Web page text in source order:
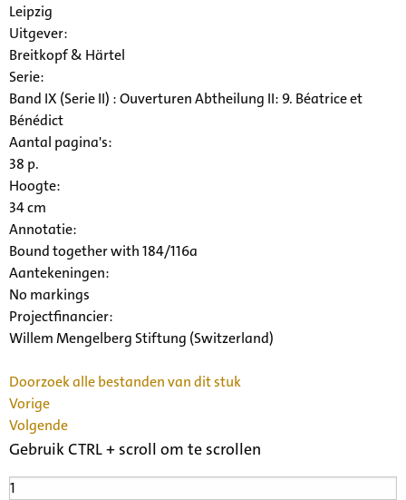
Leipzig
Uitgever:
Breitkopf & Härtel
Serie:
Band IX (Serie II) : Ouverturen Abtheilung II: 9. Béatrice et
Bénédict
Aantal pagina's:
38 p.
Hoogte:
34 cm
Annotatie:
Bound together with 184/116a
Aantekeningen:
No markings
Projectfinancier:
Willem Mengelberg Stiftung (Switzerland)
Doorzoek alle bestanden van dit stuk
Vorige
Volgende
Gebruik CTRL + scroll om te scrollen